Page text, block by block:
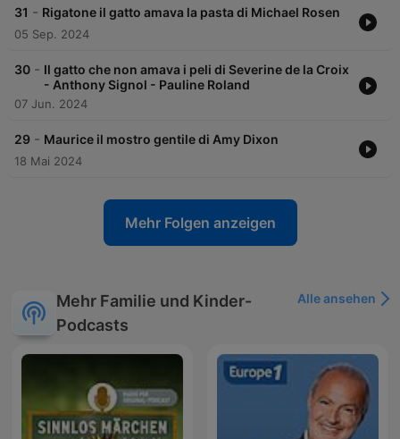
31 - Rigatone il gatto amava la pasta di Michael Rosen
05 Sep. 2024
30 - Il gatto che non amava i peli di Severine de la Croix
- Anthony Signol - Pauline Roland
07 Jun. 2024
29 - Maurice il mostro gentile di Amy Dixon
18 Mai 2024
Mehr Folgen anzeigen
Mehr Familie und Kinder-
Podcasts
Alle ansehen